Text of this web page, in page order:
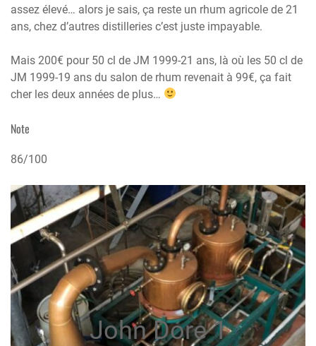
assez élevé… alors je sais, ça reste un rhum agricole de 21
ans, chez d’autres distilleries c’est juste impayable.
Mais 200€ pour 50 cl de JM 1999-21 ans, là où les 50 cl de
JM 1999-19 ans du salon de rhum revenait à 99€, ça fait
cher les deux années de plus…
Note
86/100
John Dore 1